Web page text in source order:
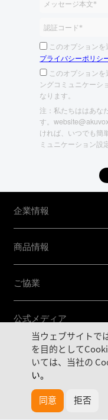
お問い合わせ
当ウェブサイトで
を目的として
いては、当社の
い。
同意 拒否
このオプションを
プライバシーポリシ
このオプションを
ングコミュニケーシ
なります。
注：私たちははあな
す。
ければ、いつでも簡
ミュニケーション設
企業情報
商品情報
ご協業
公式メディア
Email: sales@akuvox.com
+81-50-1807-3650